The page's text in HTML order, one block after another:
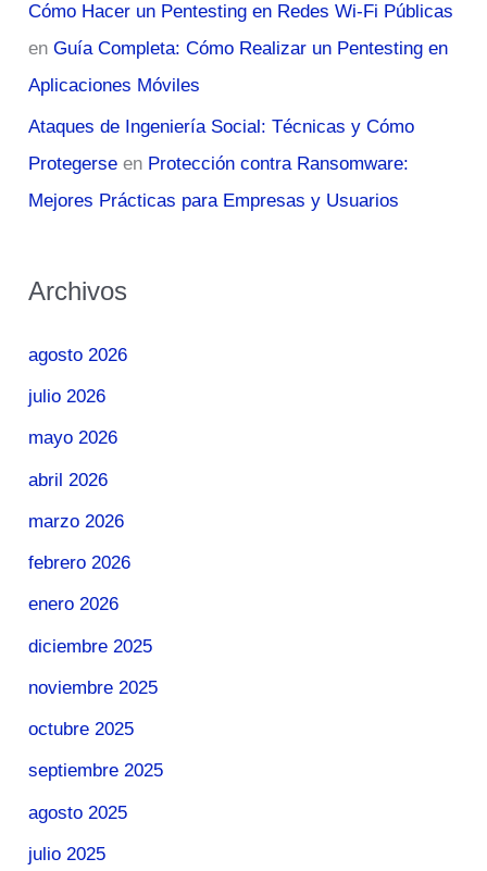
Cómo Hacer un Pentesting en Redes Wi-Fi Públicas
enGuía Completa: Cómo Realizar un Pentesting en
Aplicaciones Móviles
Ataques de Ingeniería Social: Técnicas y Cómo
Protegerse en Protección contra Ransomware:
Mejores Prácticas para Empresas y Usuarios
Archivos
agosto 2026
julio 2026
mayo 2026
abril 2026
marzo 2026
febrero 2026
enero 2026
diciembre 2025
noviembre 2025
octubre 2025
septiembre 2025
agosto 2025
julio 2025